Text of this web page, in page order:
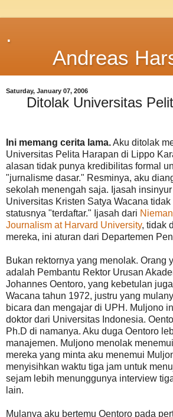
.
Andreas
Saturday, January 07, 2006
Ditolak Universitas
Ini memang cerita lama.Aku ditolak
Universitas Pelita Harapan di Lippo
alasan tidak punya kredibilitas formal
"jurnalisme dasar." Resminya, aku
sekolah menengah saja. Ijasah
Universitas Kristen Satya Wacana
statusnya "terdaftar." Ijasah dari
Journalism at Harvard University, tidak
mereka, ini aturan dari Departemen
Bukan rektornya yang menolak. Orang
adalah Pembantu Rektor Urusan
Johannes Oentoro, yang kebetulan
Wacana tahun 1972, justru yang
bicara dan mengajar di UPH. Muljono
doktor dari Universitas Indonesia.
Ph.D di namanya. Aku duga Oentoro
manajemen. Muljono menolak
mereka yang minta aku menemui
menyisihkan waktu tiga jam untuk
sejam lebih menunggunya interview
lain.
Mulanya aku bertemu Oentoro pada